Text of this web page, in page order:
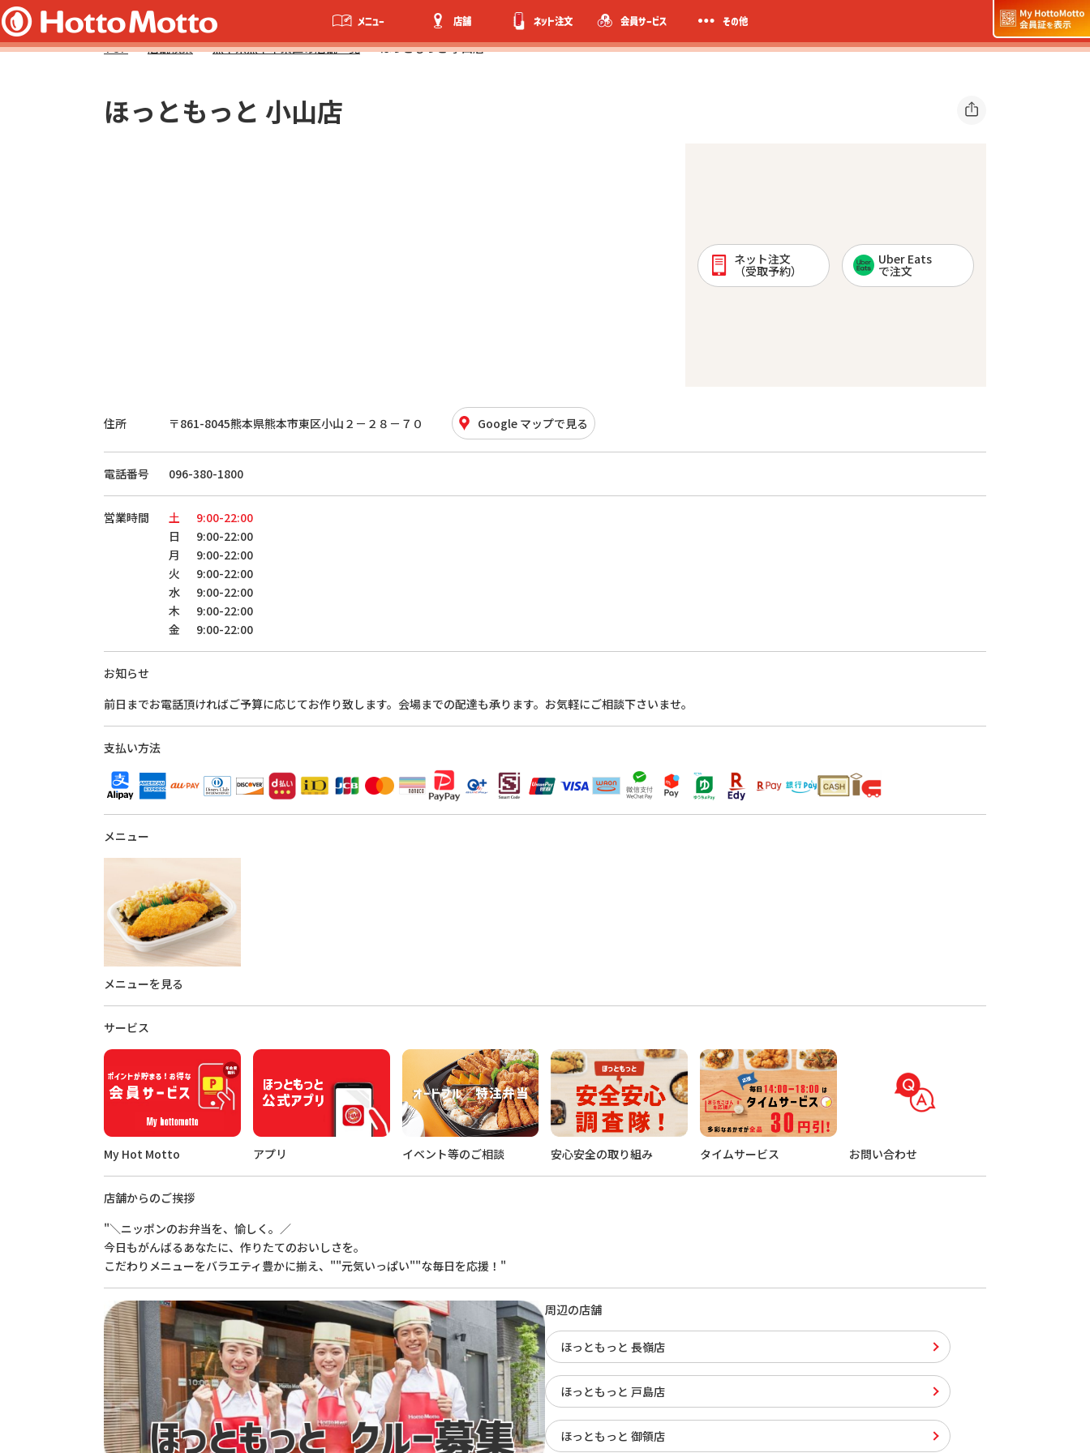
メニュー 店舗 ネット注文 会員サービス その他
TOP 店舗検索 熊本県熊本市東区の店舗一覧 ほっともっと 小山店
ほっともっと 小山店
ネット注文
（受取予約）
Uber Eats
で注文
住所 〒861-8045熊本県熊本市東区小山２－２８－７０ Google マップで見る
電話番号 096-380-1800
営業時間 土
9:00-22:00
日
9:00-22:00
月
9:00-22:00
火
9:00-22:00
水
9:00-22:00
木
9:00-22:00
金
9:00-22:00
お知らせ
前日までお電話頂ければご予算に応じてお作り致します。会場までの配達も承ります。お気軽にご相談下さいませ。
支払い方法
メニュー
メニューを見る
サービス
My Hot Motto アプリ イベント等のご相談 安心安全の取り組み タイムサービス お問い合わせ
店舗からのご挨拶
"＼ニッポンのお弁当を、愉しく。／
今日もがんばるあなたに、作りたてのおいしさを。
こだわりメニューをバラエティ豊かに揃え、""元気いっぱい""な毎日を応援！"
周辺の店舗
ほっともっと 長嶺店
ほっともっと 戸島店
ほっともっと 御領店